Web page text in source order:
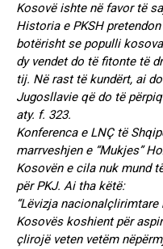
Kosovë ishte në favor të
Historia e PKSH
botërisht se populli
dy vendet do të fitonte të
tij. Në rast të kundërt, ai
Jugosllavie që do të
aty. f. 323.
Konferenca e LNÇ të
marrveshjen e “Mukjes”
Kosovën e cila nuk mund
për PKJ. Ai tha këtë:
“Lëvizja
Kosovës koshient për
çlirojë veten vetëm